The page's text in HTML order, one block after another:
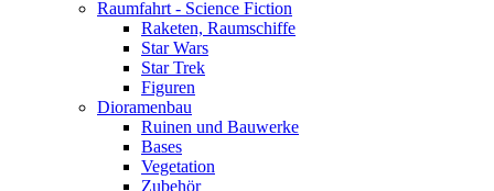
Raumfahrt - Science Fiction
Raketen, Raumschiffe
Star Wars
Star Trek
Figuren
Dioramenbau
Ruinen und Bauwerke
Bases
Vegetation
Zubehör